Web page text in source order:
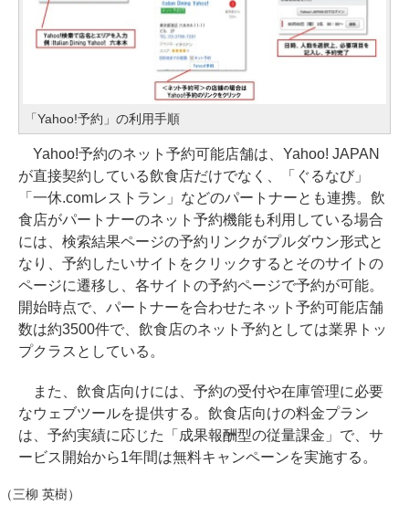
「Yahoo!予約」の利用手順
Yahoo!予約のネット予約可能店舗は、Yahoo! JAPAN
が直接契約している飲食店だけでなく、「ぐるなび」
「一休.comレストラン」などのパートナーとも連携。飲
食店がパートナーのネット予約機能も利用している場合
には、検索結果ページの予約リンクがプルダウン形式と
なり、予約したいサイトをクリックするとそのサイトの
ページに遷移し、各サイトの予約ページで予約が可能。
開始時点で、パートナーを合わせたネット予約可能店舗
数は約3500件で、飲食店のネット予約としては業界トッ
プクラスとしている。
また、飲食店向けには、予約の受付や在庫管理に必要
なウェブツールを提供する。飲食店向けの料金プラン
は、予約実績に応じた「成果報酬型の従量課金」で、サ
ービス開始から1年間は無料キャンペーンを実施する。
（三柳 英樹）